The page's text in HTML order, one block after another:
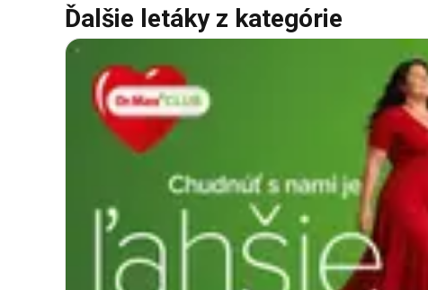
Ďalšie letáky z kategórie